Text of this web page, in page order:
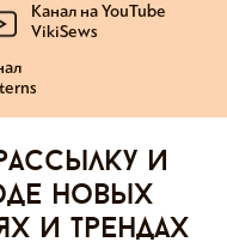
Канал на YouTube
VikiSews
и
новых
и трендах